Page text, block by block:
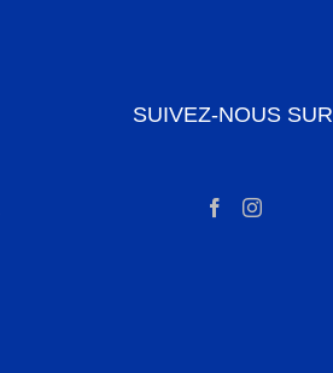
SUIVEZ-NOUS SUR